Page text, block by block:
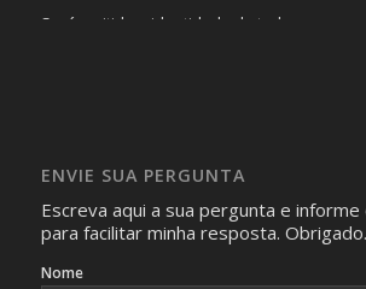
Será omitida a identidade de todas as
identificação da pessoa fotografada.
ENVIE SUA PERGUNTA
Escreva aqui a sua pergunta e
para facilitar minha resposta. Obrigado.
Nome